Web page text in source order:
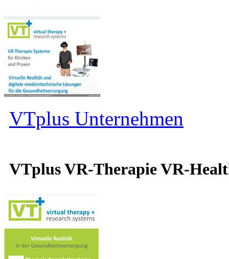
VTplus Unternehmen
VTplus VR-Therapie VR-